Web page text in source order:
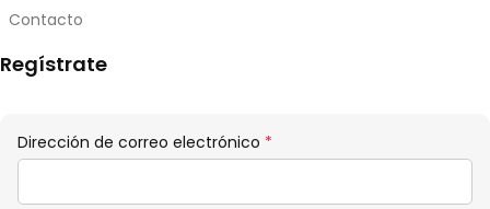
Contacto
Regístrate
Dirección de correo electrónico *